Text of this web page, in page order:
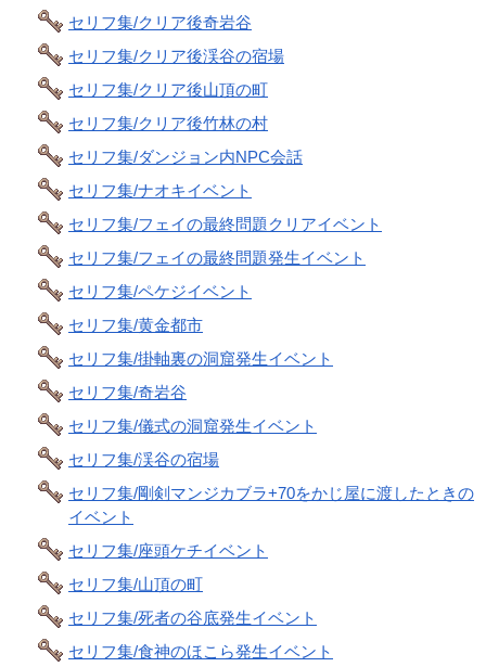
セリフ集/クリア後奇岩谷
セリフ集/クリア後渓谷の宿場
セリフ集/クリア後山頂の町
セリフ集/クリア後竹林の村
セリフ集/ダンジョン内NPC会話
セリフ集/ナオキイベント
セリフ集/フェイの最終問題クリアイベント
セリフ集/フェイの最終問題発生イベント
セリフ集/ペケジイベント
セリフ集/黄金都市
セリフ集/掛軸裏の洞窟発生イベント
セリフ集/奇岩谷
セリフ集/儀式の洞窟発生イベント
セリフ集/渓谷の宿場
セリフ集/剛剣マンジカブラ+70をかじ屋に渡したときの
イベント
セリフ集/座頭ケチイベント
セリフ集/山頂の町
セリフ集/死者の谷底発生イベント
セリフ集/食神のほこら発生イベント